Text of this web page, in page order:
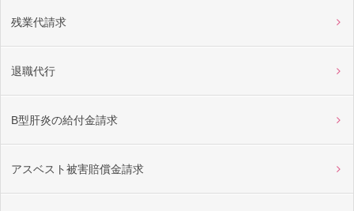
残業代請求
退職代行
B型肝炎の給付金請求
アスベスト被害賠償金請求